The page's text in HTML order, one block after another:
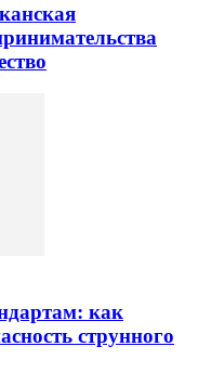
как
струнного